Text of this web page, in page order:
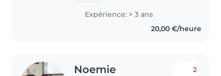
teenagers. I have a Master's in
Public Administration and am
Expérience: > 3 ans
20,00 €/heure
Noemie 2